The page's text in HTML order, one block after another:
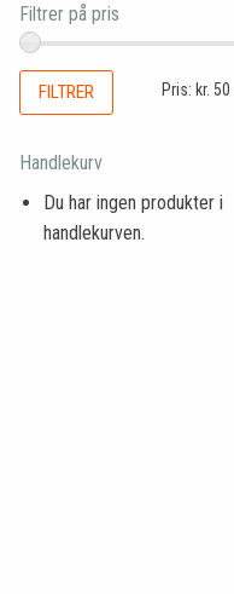
Filtrer på pris
FILTRER Pris: kr. 50
Handlekurv
Du har ingen produkter i
handlekurven.